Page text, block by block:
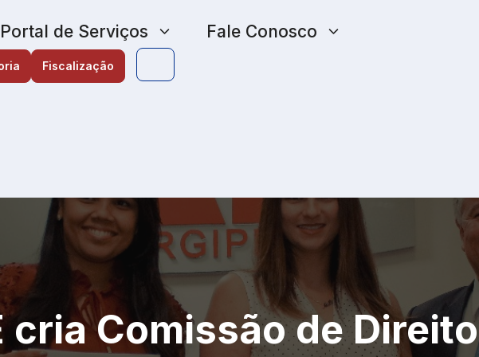
Portal de Serviços Fale Conosco
Fiscalização
cria Comissão de Direito